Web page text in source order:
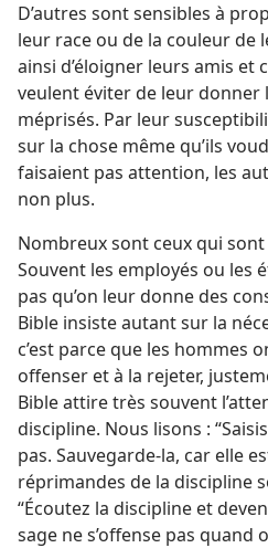
D’autres sont sensibles à
leur race ou de la couleur de
ainsi d’éloigner leurs amis et
veulent éviter de leur donner
méprisés. Par leur
sur la chose même qu’ils
faisaient pas attention, les
non plus.
Nombreux sont ceux qui
Souvent les employés ou les
pas qu’on leur donne des
Bible insiste autant sur la
c’est parce que les hommes
offenser et à la rejeter,
Bible attire très souvent
discipline. Nous lisons :
pas. Sauvegarde-​la, car elle
réprimandes de la discipline
“Écoutez la discipline et
sage ne s’offense pas